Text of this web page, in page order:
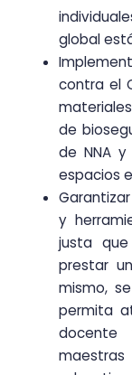
global
contra el
de
de NNA
espacios
y
justa
prestar
mismo,
permita